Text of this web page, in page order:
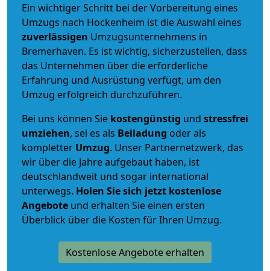
Ein wichtiger Schritt bei der Vorbereitung eines
Umzugs nach Hockenheim ist die Auswahl eines
zuverlässigen Umzugsunternehmens in
Bremerhaven. Es ist wichtig, sicherzustellen, dass
das Unternehmen über die erforderliche
Erfahrung und Ausrüstung verfügt, um den
Umzug erfolgreich durchzuführen.
Bei uns können Sie kostengünstig und stressfrei
umziehen, sei es als Beiladung oder als
kompletter Umzug. Unser Partnernetzwerk, das
wir über die Jahre aufgebaut haben, ist
deutschlandweit und sogar international
unterwegs. Holen Sie sich jetzt kostenlose
Angebote und erhalten Sie einen ersten
Überblick über die Kosten für Ihren Umzug.
Kostenlose Angebote erhalten